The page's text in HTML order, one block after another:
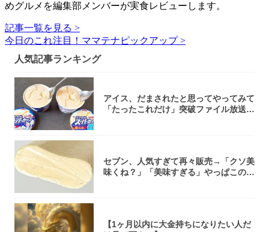
めグルメを編集部メンバーが実食レビューします。
記事一覧を見る >
今日のこれ注目！ママテナピックアップ >
人気記事ランキング
アイス、だまされたと思ってやってみて
「たったこれだけ」突破ファイル放送で
セブン、人気すぎて再々販売→「クソ美
味くね？」「美味すぎる」やっぱこのク
【1ヶ月以内に大金持ちになりたい人だ